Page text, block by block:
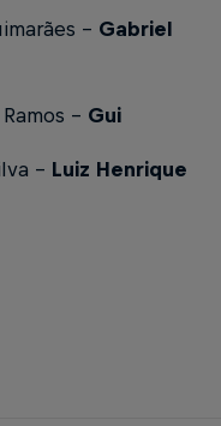
– Gabriel
- Gui
– Luiz Henrique